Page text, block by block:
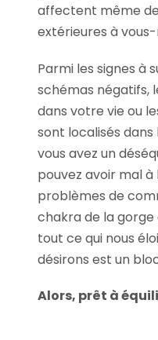
affectent même
extérieures à
Parmi les signes à
schémas négatifs,
dans votre vie ou
sont localisés
vous avez un
pouvez avoir mal
problèmes de
chakra de la gorge
tout ce qui nous
désirons est un
Alors, prêt à